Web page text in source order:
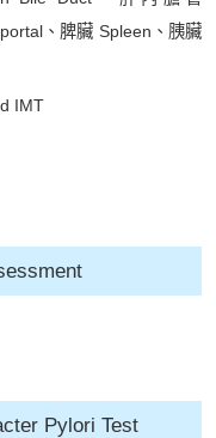
、脾臟 Spleen、胰臟
IMT
Pylori Test